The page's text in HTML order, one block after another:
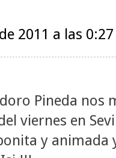
2011 a las 0:27
Pineda nos
viernes en
y animada